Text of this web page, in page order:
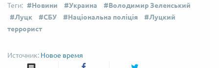
Новини Украина
Володимир Зеленський
Луцк
СБУ Національна поліція
Луцкий
террорист
Новое время